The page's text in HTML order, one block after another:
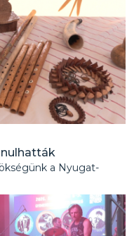
a Nyugat-